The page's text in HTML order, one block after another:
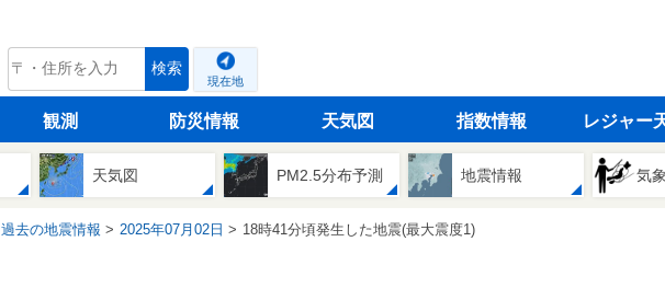
tenki.jp 検索
現在地
観測 防災情報 天気図 指数情報 レジャー
天気図 PM2.5分布予測 地震情報 気
過去の地震情報 2025年07月02日 18時41分頃発生した地震(最大震度1)